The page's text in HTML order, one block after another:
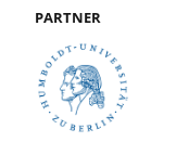
PARTNER